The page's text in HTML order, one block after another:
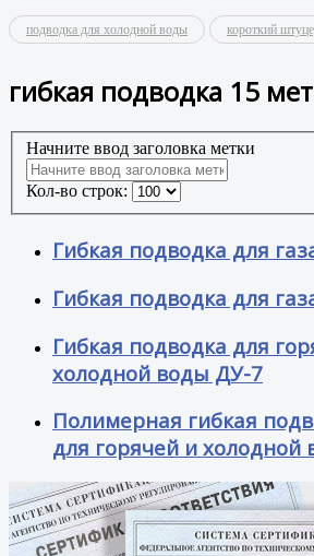
подводка для холодной воды короткий
гибкая подводка 15
Начните ввод заголовка метки
Кол-во строк:
Гибкая подводка для
Гибкая подводка для
Гибкая подводка для
холодной воды ДУ-7
Полимерная гибкая
для горячей и холодной